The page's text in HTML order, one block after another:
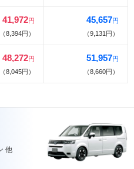
41,972円
（8,394円）
45,657円
（9,131円）
48,272円
（8,045円）
51,957円
（8,660円）
他